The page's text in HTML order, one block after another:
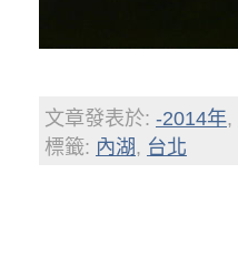
文章發表於: -2014年,
標籤: 內湖, 台北